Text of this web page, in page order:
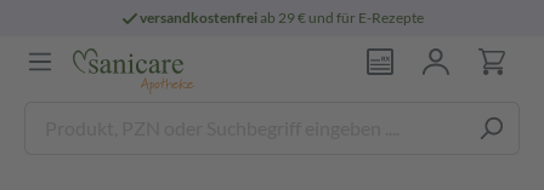
versandkostenfreiab 29 € und für E-Rezepte